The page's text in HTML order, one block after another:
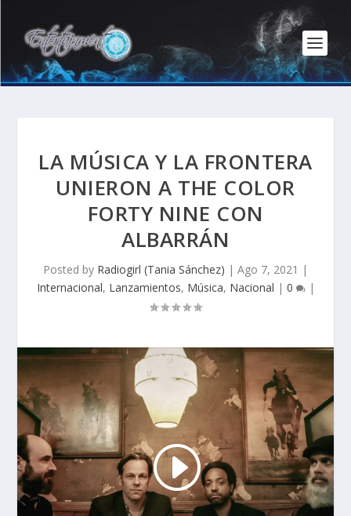
LA MÚSICA Y LA FRONTERA
UNIERON A THE COLOR
FORTY NINE CON
ALBARRÁN
Posted by Radiogirl (Tania Sánchez) | Ago 7, 2021 |
Internacional, Lanzamientos, Música, Nacional | 0 |